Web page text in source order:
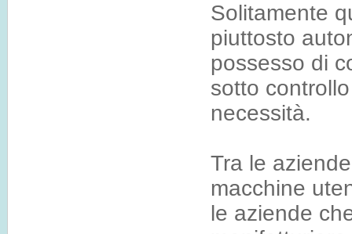
Solitamente
piuttosto
possesso di
sotto
necessità.
Tra le
macchine
le aziende